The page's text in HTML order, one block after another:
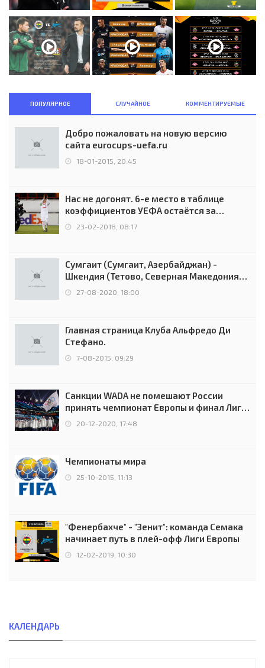
ПОПУЛЯРНОЕ СЛУЧАЙНОЕ КОММЕНТИРУЕМЫЕ
Добро пожаловать на новую версию
сайта eurocups-uefa.ru
18-01-2015, 20:45
Нас не догонят. 6-е место в таблице
коэффициентов УЕФА остаётся за
Россией
23-02-2018, 08:17
Сумгаит (Сумгаит, Азербайджан) -
Шкендия (Тетово, Северная Македония) -
0:2 (0:0)
27-08-2020, 18:00
Главная страница Клуба Альфредо Ди
Стефано.
7-08-2015, 09:29
Санкции WADA не помешают России
принять чемпионат Европы и финал Лиги
чемпионов.
20-12-2020, 17:48
Чемпионаты мира
25-10-2015, 11:13
"Фенербахче" - "Зенит": команда Семака
начинает путь в плей-офф Лиги Европы
12-02-2019, 10:30
КАЛЕНДАРЬ